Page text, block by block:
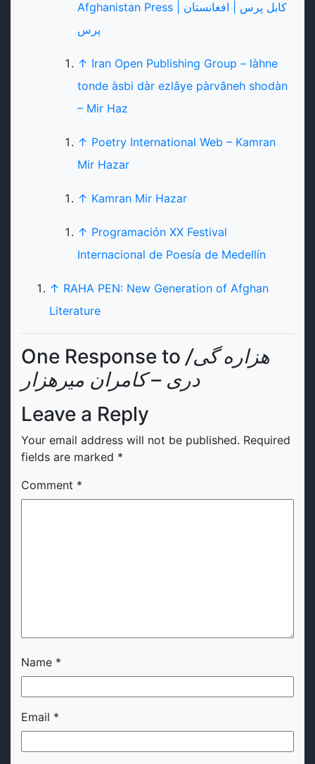
Afghanistan Press | کابل پرس | افغانستان
پرس
↑ Iran Open Publishing Group – làhne
tonde àsbi dàr ezlâye pàrvâneh shodàn
– Mir Haz
↑ Poetry International Web – Kamran
Mir Hazar
↑ Kamran Mir Hazar
↑ Programación XX Festival
Internacional de Poesía de Medellín
↑ RAHA PEN: New Generation of Afghan
Literature
One Response to هزاره گی/
دری – کامران میرهزار
Leave a Reply
Your email address will not be published. Required
fields are marked *
Comment *
Name *
Email *